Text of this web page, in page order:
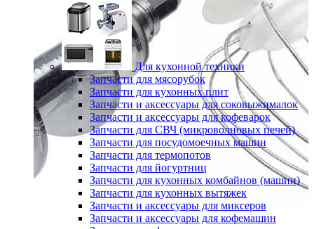
Для кухонной техники
Запчасти для мясорубок
Запчасти для кухонных плит
Запчасти и аксессуары для соковыжималок
Запчасти и аксессуары для кофеварок
Запчасти для СВЧ (микроволновых печей)
Запчасти для посудомоечных машин
Запчасти для термопотов
Запчасти для йогуртниц
Запчасти для кухонных комбайнов (машин)
Запчасти для кухонных вытяжек
Запчасти и аксессуары для миксеров
Запчасти и аксессуары для кофемашин